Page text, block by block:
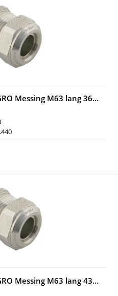
Messing M63 lang 36…
Messing M63 lang 43…